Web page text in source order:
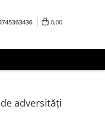
0,00
adversități